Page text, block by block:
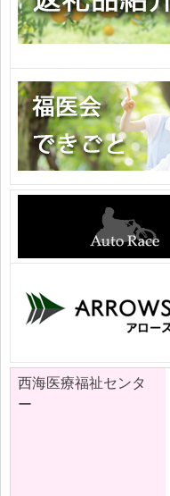
西海医療福祉センタ
ー